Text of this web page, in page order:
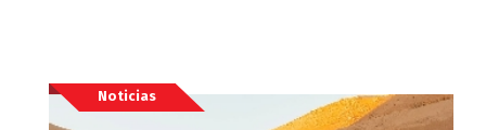
Noticias